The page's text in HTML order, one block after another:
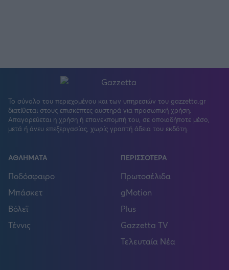
Το σύνολο του περιεχομένου και των υπηρεσιών του gazzetta.gr
διατίθεται στους επισκέπτες αυστηρά για προσωπική χρήση.
Απαγορεύεται η χρήση ή επανεκπομπή του, σε οποιοδήποτε μέσο,
μετά ή άνευ επεξεργασίας, χωρίς γραπτή άδεια του εκδότη.
ΑΘΛΗΜΑΤΑ
Ποδόσφαιρο
Μπάσκετ
Βόλεϊ
Τέννις
ΠΕΡΙΣΣΟΤΕΡΑ
Πρωτοσέλιδα
gMotion
Plus
Gazzetta TV
Τελευταία Νέα